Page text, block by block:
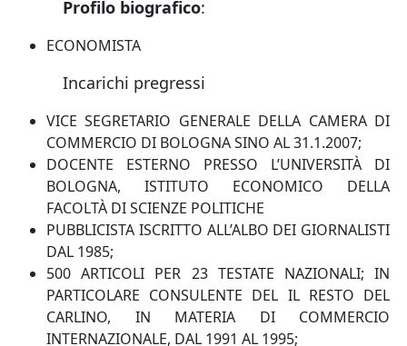
Profilo biografico:
ECONOMISTA
Incarichi pregressi
VICE SEGRETARIO GENERALE DELLA CAMERA DI
COMMERCIO DI BOLOGNA SINO AL 31.1.2007;
DOCENTE ESTERNO PRESSO L’UNIVERSITÀ DI
BOLOGNA, ISTITUTO ECONOMICO DELLA
FACOLTÀ DI SCIENZE POLITICHE
PUBBLICISTA ISCRITTO ALL’ALBO DEI GIORNALISTI
DAL 1985;
500 ARTICOLI PER 23 TESTATE NAZIONALI; IN
PARTICOLARE CONSULENTE DEL IL RESTO DEL
CARLINO, IN MATERIA DI COMMERCIO
INTERNAZIONALE, DAL 1991 AL 1995;